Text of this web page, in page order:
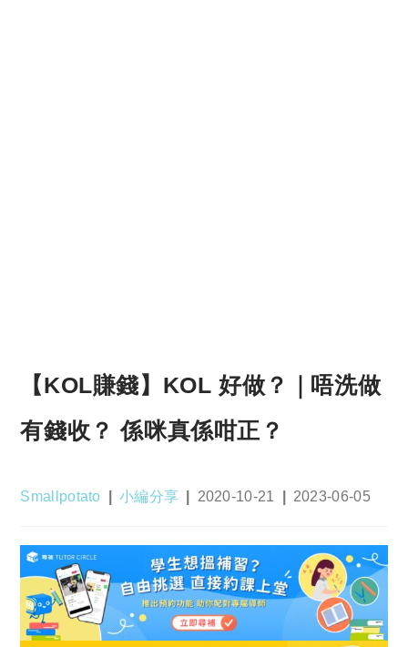
【KOL賺錢】KOL 好做？｜唔洗做
有錢收？ 係咪真係咁正？
Post
Smallpotato
Post
小編分享
Post
2020-10-21
Post
2023-06-05